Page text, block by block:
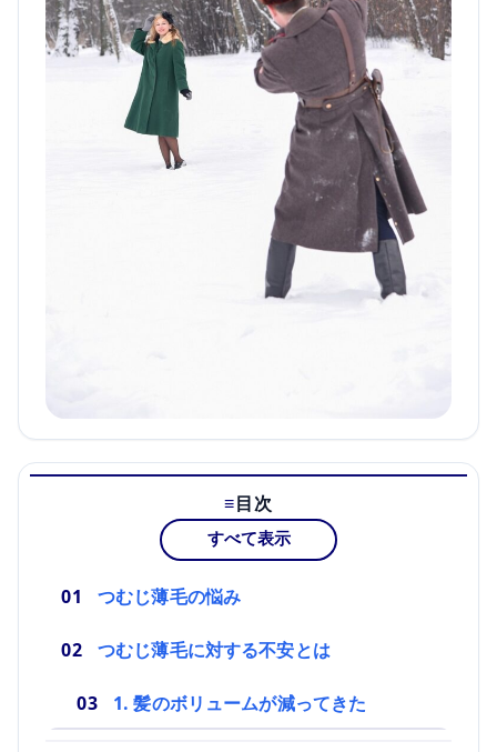
目次
すべて表示
つむじ薄毛の悩み
つむじ薄毛に対する不安とは
1. 髪のボリュームが減ってきた